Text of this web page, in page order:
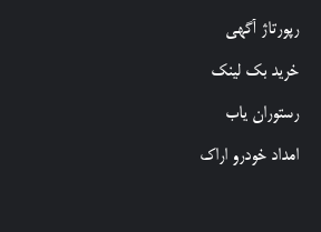
رپورتاژ آگهی
خرید بک لینک
رستوران یاب
امداد خودرو اراک